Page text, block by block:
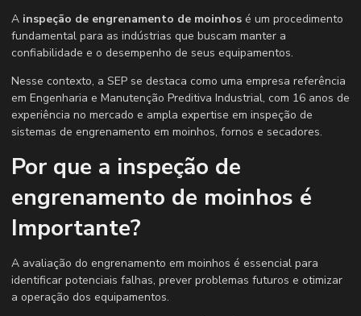
A inspeção de engrenamento de moinhos é um procedimento
fundamental para as indústrias que buscam manter a
confiabilidade e o desempenho de seus equipamentos.
Nesse contexto, a SEP se destaca como uma empresa referência
em Engenharia e Manutenção Preditiva Industrial, com 16 anos de
experiência no mercado e ampla expertise em inspeção de
sistemas de engrenamento em moinhos, fornos e secadores.
Por que a inspeção de
engrenamento de moinhos é
Importante?
A avaliação do engrenamento em moinhos é essencial para
identificar potenciais falhas, prever problemas futuros e otimizar
a operação dos equipamentos.